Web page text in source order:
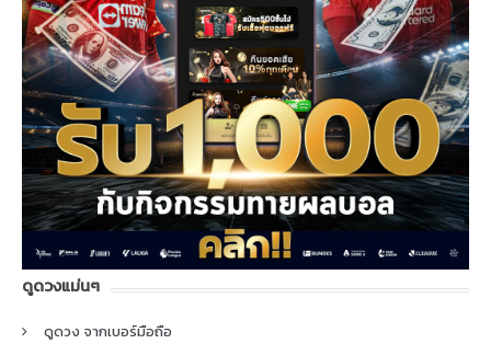
ดูดวงแม่นๆ
ดูดวง จากเบอร์มือถือ